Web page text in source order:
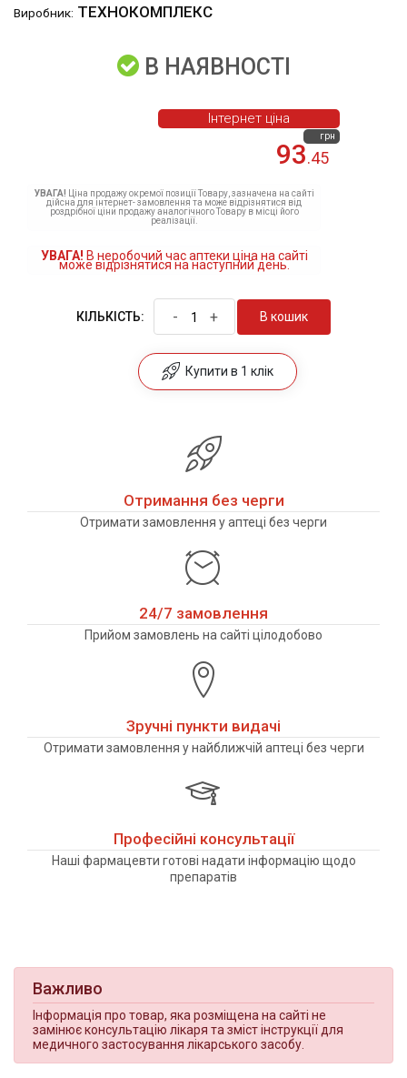
Виробник: ТЕХНОКОМПЛЕКС
В НАЯВНОСТІ
93.45
грн
Інтернет ціна
УВАГА! Ціна продажу окремої позиції Товару, зазначена на сайті
дійсна для інтернет- замовлення та може відрізнятися від
роздрібної ціни продажу аналогічного Товару в місці його
реалізації.
УВАГА! В неробочий час аптеки ціна на сайті
може відрізнятися на наступний день.
КІЛЬКІСТЬ: - + В кошик
Купити в 1 клік
Отримання без черги
Отримати замовлення у аптеці без черги
24/7 замовлення
Прийом замовлень на сайті цілодобово
Зручні пункти видачі
Отримати замовлення у найближчій аптеці без черги
Професійні консультації
Наші фармацевти готові надати інформацію щодо
препаратів
Важливо
Інформація про товар, яка розміщена на сайті не
замінює консультацію лікаря та зміст інструкції для
медичного застосування лікарського засобу.